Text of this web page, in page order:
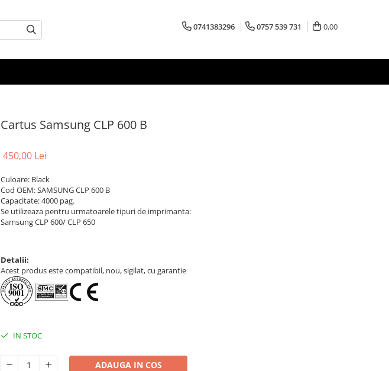
0741383296 0757 539 731 0,00
Cartus Samsung CLP 600 B
450,00 Lei
Culoare: Black
Cod OEM: SAMSUNG CLP 600 B
Capacitate: 4000 pag.
Se utilizeaza pentru urmatoarele tipuri de imprimanta:
Samsung CLP 600/ CLP 650
Detalii:
Acest produs este compatibil, nou, sigilat, cu garantie
IN STOC
ADAUGA IN COS